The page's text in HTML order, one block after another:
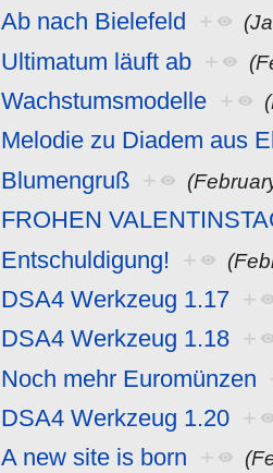
Ab nach Bielefeld +
Ultimatum läuft ab +
Wachstumsmodelle +
Melodie zu Diadem aus
Blumengruß +
FROHEN
Entschuldigung! +
DSA4 Werkzeug 1.17 +
DSA4 Werkzeug 1.18 +
Noch mehr Euromünzen
DSA4 Werkzeug 1.20 +
A new site is born +